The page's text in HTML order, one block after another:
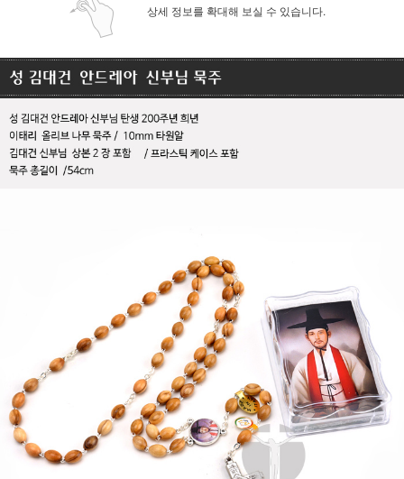
상세 정보를 확대해 보실 수 있습니다.